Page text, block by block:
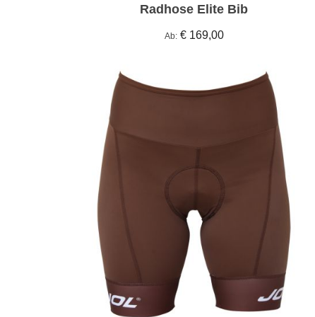
Radhose Elite Bib
Ab € 169,00